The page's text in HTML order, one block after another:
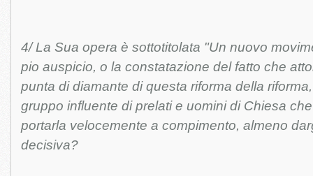
4/ La Sua opera è sottotitolata "Un nuovo
pio auspicio, o la constatazione del fatto che
punta di diamante di questa riforma della
gruppo influente di prelati e uomini di Chiesa
portarla velocemente a compimento, almeno
decisiva?